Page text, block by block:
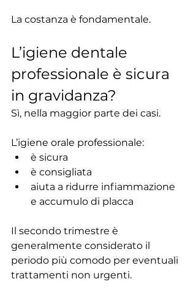
La costanza è fondamentale.
L’igiene dentale
professionale è sicura
in gravidanza?
Sì, nella maggior parte dei casi.
L’igiene orale professionale:
è sicura
è consigliata
aiuta a ridurre infiammazione
e accumulo di placca
Il secondo trimestre è
generalmente considerato il
periodo più comodo per eventuali
trattamenti non urgenti.